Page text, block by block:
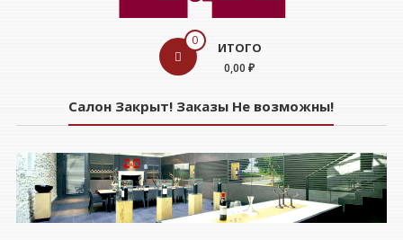
дегустации
0 ИТОГО
0,00 ₽
Салон Закрыт! Заказы Не возможны!